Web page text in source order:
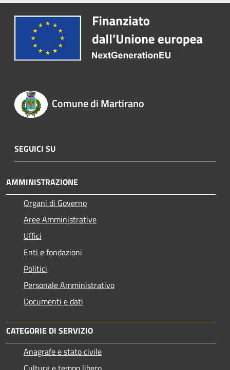
Comune di Martirano
SEGUICI SU
AMMINISTRAZIONE
Organi di Governo
Aree Amministrative
Uffici
Enti e fondazioni
Politici
Personale Amministrativo
Documenti e dati
CATEGORIE DI SERVIZIO
Anagrafe e stato civile